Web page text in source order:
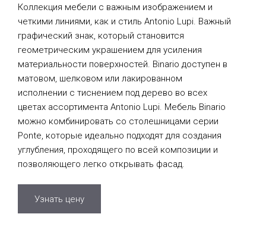
Коллекция мебели с важным изображением и
четкими линиями, как и стиль Antonio Lupi. Важный
графический знак, который становится
геометрическим украшением для усиления
материальности поверхностей. Binario доступен в
матовом, шелковом или лакированном
исполнении с тиснением под дерево во всех
цветах ассортимента Antonio Lupi. Мебель Binario
можно комбинировать со столешницами серии
Ponte, которые идеально подходят для создания
углубления, проходящего по всей композиции и
позволяющего легко открывать фасад.
Узнать цену